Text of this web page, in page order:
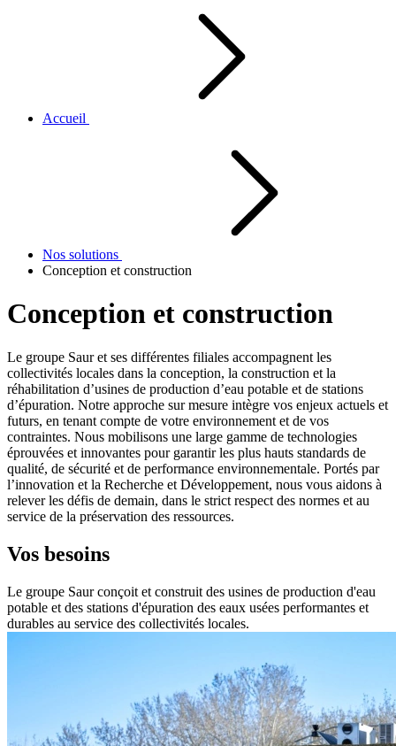
Accueil
Nos solutions
Conception et construction
Conception et construction
Le groupe Saur et ses différentes filiales accompagnent les
collectivités locales dans la conception, la construction et la
réhabilitation d’usines de production d’eau potable et de stations
d’épuration. Notre approche sur mesure intègre vos enjeux actuels et
futurs, en tenant compte de votre environnement et de vos
contraintes. Nous mobilisons une large gamme de technologies
éprouvées et innovantes pour garantir les plus hauts standards de
qualité, de sécurité et de performance environnementale. Portés par
l’innovation et la Recherche et Développement, nous vous aidons à
relever les défis de demain, dans le strict respect des normes et au
service de la préservation des ressources.
Vos besoins
Le groupe Saur conçoit et construit des usines de production d'eau
potable et des stations d'épuration des eaux usées performantes et
durables au service des collectivités locales.